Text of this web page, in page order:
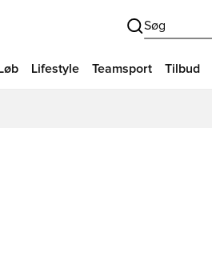
Søg
Løb Lifestyle Teamsport Tilbud